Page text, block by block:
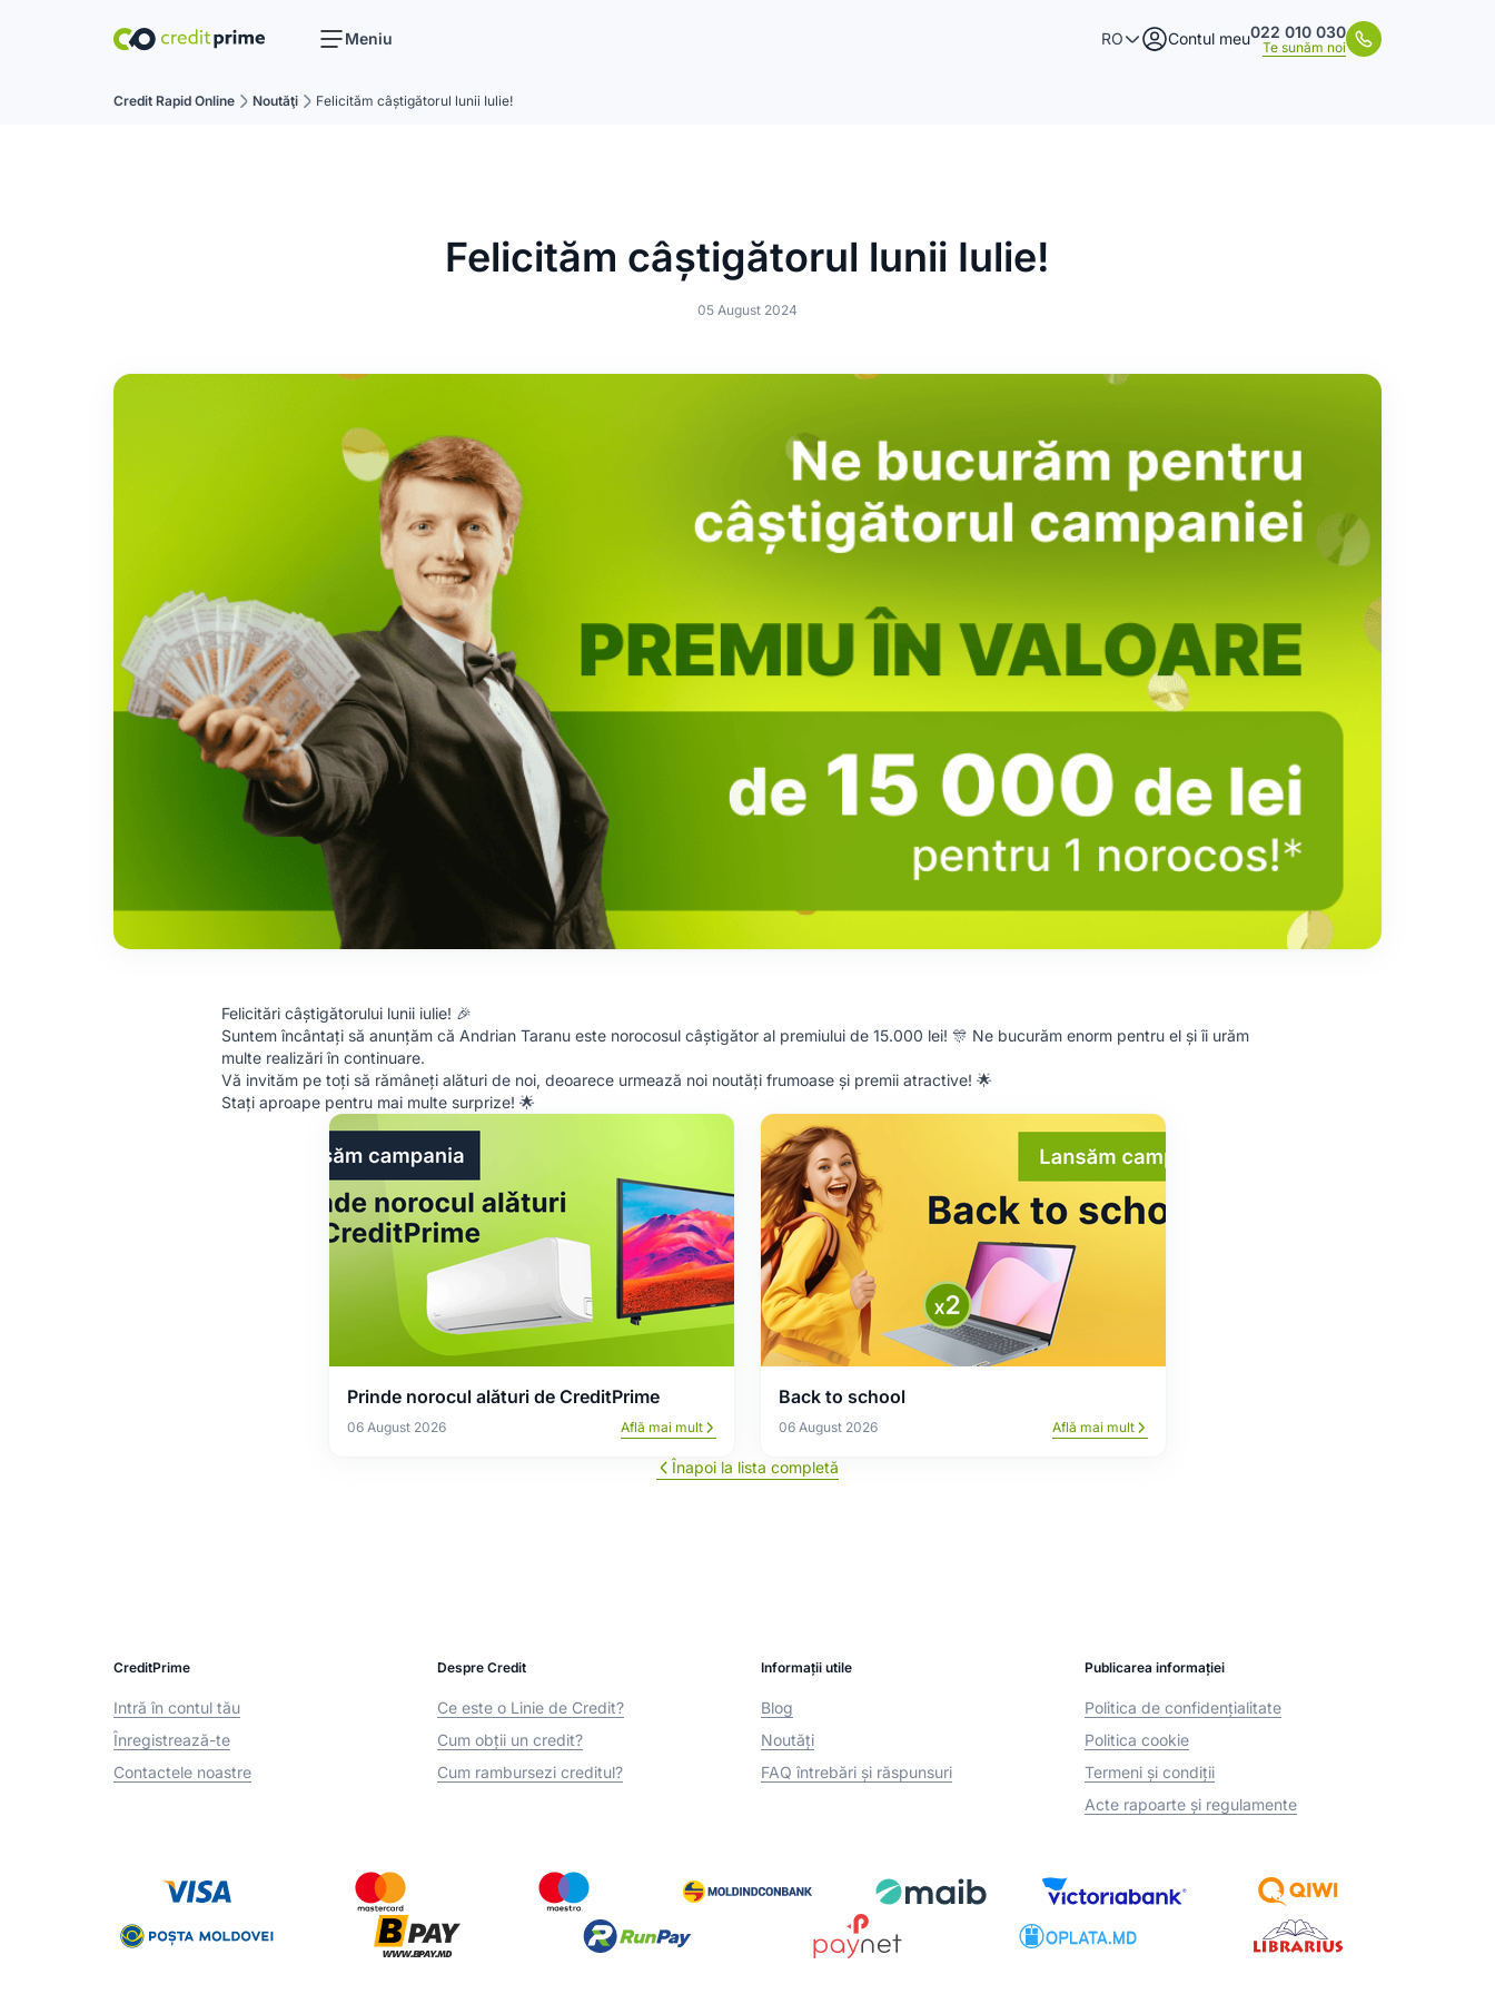
Meniu RO Contul meu022 010 030
Te sunăm noi
Credit Rapid Online Noutăţi Felicităm câștigătorul lunii Iulie!
Felicităm câștigătorul lunii Iulie!
05 August 2024
Felicitări câștigătorului lunii iulie! 🎉
Suntem încântați să anunțăm că Andrian Taranu este norocosul câștigător al premiului de 15.000 lei! 🎊 Ne bucurăm enorm pentru el și îi urăm
multe realizări în continuare.
Vă invităm pe toți să rămâneți alături de noi, deoarece urmează noi noutăți frumoase și premii atractive! 🌟
Stați aproape pentru mai multe surprize! 🌟
Prinde norocul alături de CreditPrime
06 August 2026 Află mai mult
Back to school
06 August 2026 Află mai mult
Înapoi la lista completă
CreditPrime
Intră în contul tău
Înregistrează-te
Contactele noastre
Despre Credit
Ce este o Linie de Credit?
Cum obții un credit?
Cum rambursezi creditul?
Informații utile
Blog
Noutăți
FAQ întrebări și răspunsuri
Publicarea informației
Politica de confidențialitate
Politica cookie
Termeni și condiții
Acte rapoarte și regulamente